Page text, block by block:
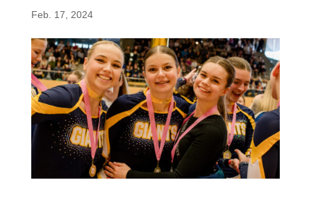
Feb. 17, 2024